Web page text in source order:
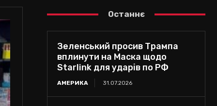
Останнє
Зеленський просив Трампа
вплинути на Маска щодо
Starlink для ударів по РФ
АМЕРИКА 31.07.2026